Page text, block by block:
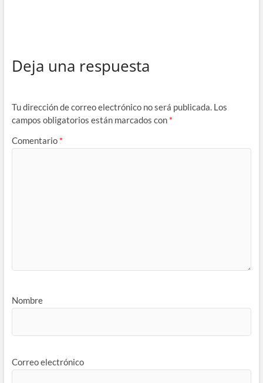
Deja una respuesta
Tu dirección de correo electrónico no será publicada. Los
campos obligatorios están marcados con *
Comentario *
Nombre
Correo electrónico